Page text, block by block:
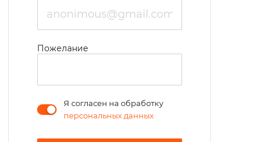
Пожелание
Я согласен на обработку
персональных данных